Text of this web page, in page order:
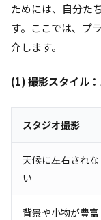
ためには、自分た
す。ここでは、プ
介します。
(1) 撮影スタイル
スタジオ撮影
天候に左右されな
い
背景や小物が豊富